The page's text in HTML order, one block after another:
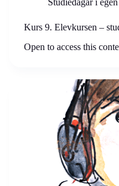
Studiedagar i
Kurs 9. Elevkursen –
Open to access this